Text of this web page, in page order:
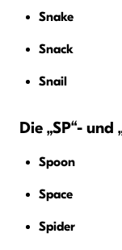
Snake
Snack
Snail
Die „SP“-
Spoon
Space
Spider